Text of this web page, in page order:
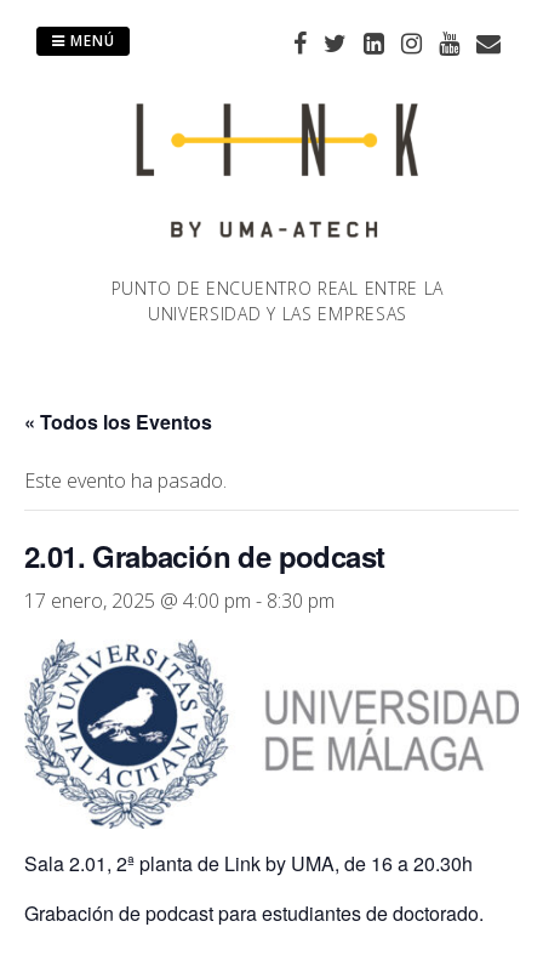
PUNTO DE ENCUENTRO REAL ENTRE LA
UNIVERSIDAD Y LAS EMPRESAS
MENÚ
« Todos los Eventos
Este evento ha pasado.
2.01. Grabación de podcast
17 enero, 2025 @ 4:00 pm - 8:30 pm
Sala 2.01, 2ª planta de Link by UMA, de 16 a 20.30h
Grabación de podcast para estudiantes de doctorado.